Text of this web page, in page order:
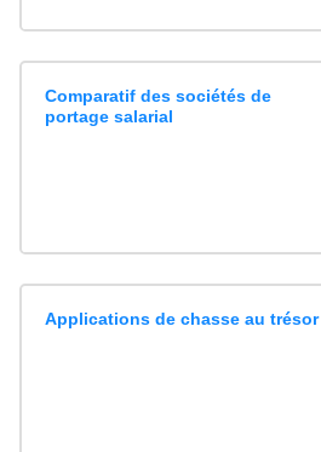
Comparatif des sociétés de
portage salarial
Applications de chasse au trésor